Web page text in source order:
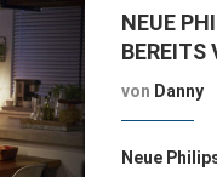
NEUE
BEREITS
von Danny
Neue